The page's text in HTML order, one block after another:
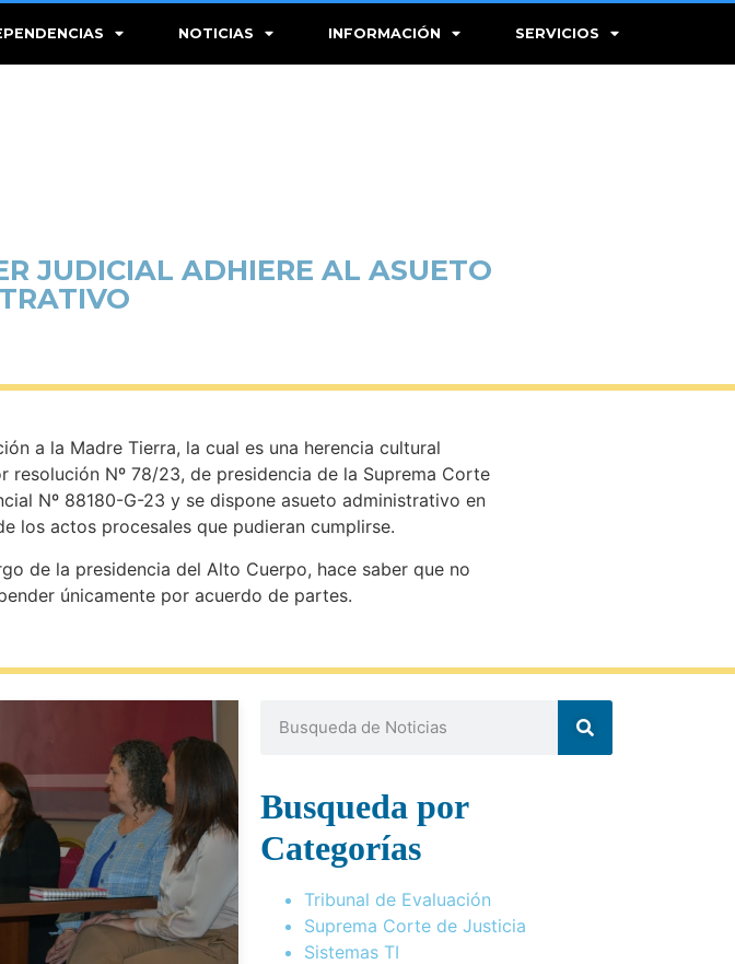
NOTICIAS INFORMACIÓN SERVICIOS
JUDICIAL ADHIERE AL ASUETO
a la Madre Tierra, la cual es una herencia cultural
Nº 78/23, de presidencia de la Suprema Corte
Nº 88180-G-23 y se dispone asueto administrativo en
los actos procesales que pudieran cumplirse.
de la presidencia del Alto Cuerpo, hace saber que no
únicamente por acuerdo de partes.
Busqueda por
Categorías
Tribunal de Evaluación
Suprema Corte de Justicia
Sistemas TI